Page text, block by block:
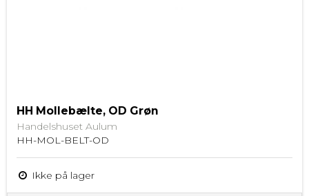
HH Mollebælte, OD Grøn
Handelshuset Aulum
HH-MOL-BELT-OD
Ikke på lager